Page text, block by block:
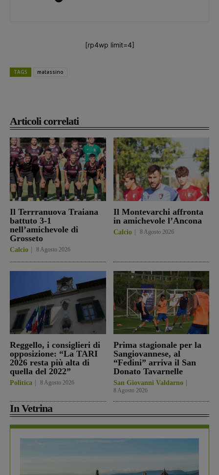
Articoli correlati
Il Terrranuova Traiana
battuto 3-1
nell’amichevole di
Grosseto
Calcio 8 Agosto 2026
Il Montevarchi affronta
in amichevole l’Ancona
Calcio 8 Agosto 2026
Reggello, i consiglieri di
opposizione: “La TARI
2026 resta più alta di
quella del 2022”
Politica 8 Agosto 2026
Prima stagionale per la
Sangiovannese, al
“Fedini” arriva il San
Donato Tavarnelle
San Giovanni Valdarno
8 Agosto 2026
In Vetrina
[rp4wp limit=4]
TAGS matassino